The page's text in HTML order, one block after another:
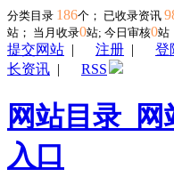
分类目录 186个； 已收录资讯
站； 当月收录0站; 今日审核0站
提交网站 | 注册 | 登
长资讯 | RSS
网站目录_
入口